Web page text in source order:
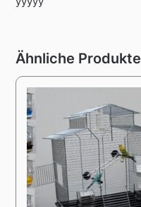
Ähnliche Produkte